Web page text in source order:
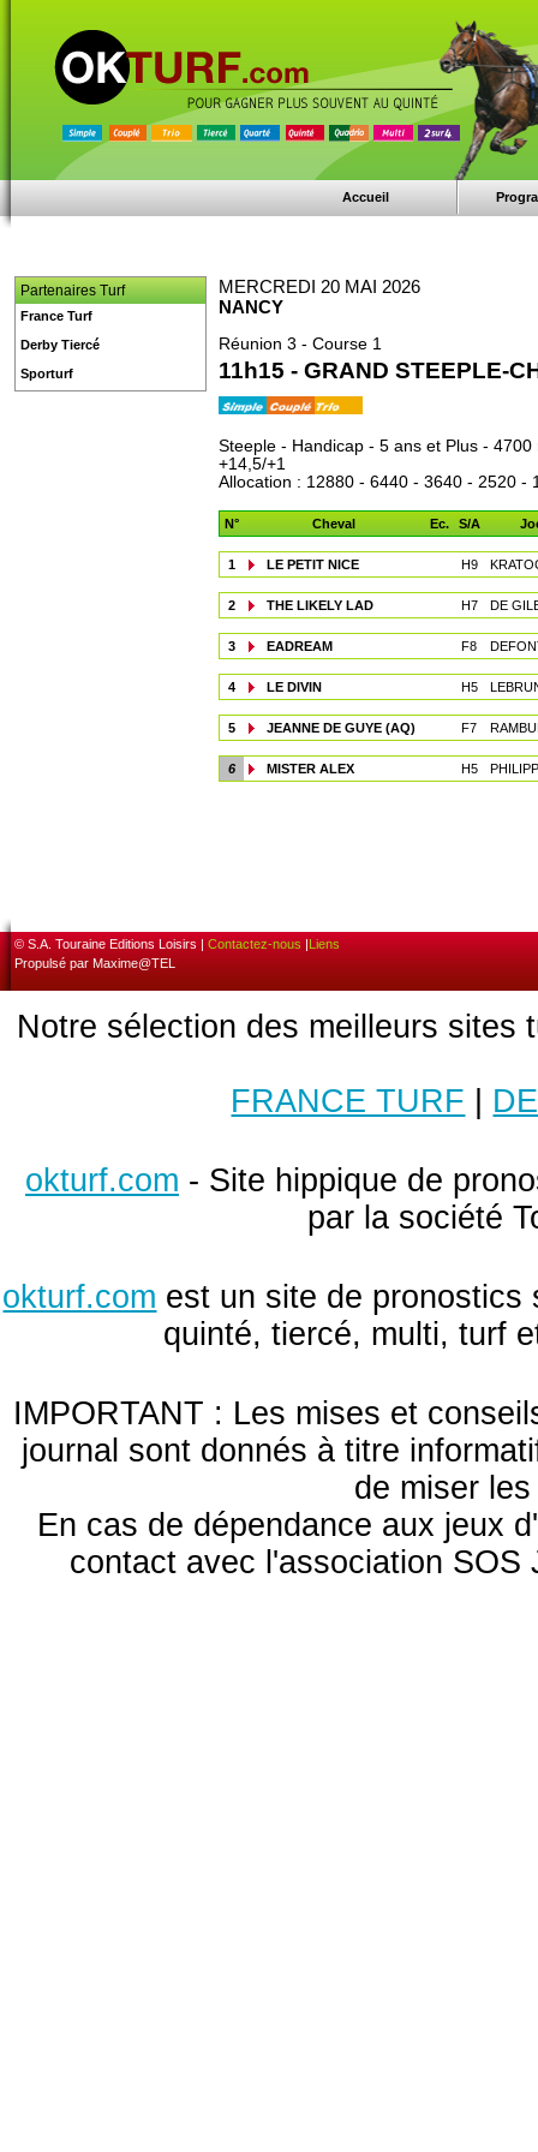
Accueil
MERCREDI 20 MAI 2026
NANCY
Réunion 3 - Course 1
11h15 - GRAND STEEPLE-
Steeple - Handicap - 5 ans et Plus -
+14,5/+1
Allocation : 12880 - 6440 - 3640 - 2520 -
N° Cheval Ec. S/A
1 LE PETIT NICE H9
2 THE LIKELY LAD H7 DE
3 EADREAM F8
4 LE DIVIN H5
5 JEANNE DE GUYE (AQ) F7
6 MISTER ALEX H5
Partenaires Turf
France Turf
Derby Tiercé
Sporturf
© S.A. Touraine Editions Loisirs | Contactez-nous |Liens
Propulsé par Maxime@TEL
Notre sélection des meilleurs sites
FRANCE TURF
okturf.com - Site hippique de
par la société
okturf.com est un site de pronostics
quinté, tiercé, multi, turf
IMPORTANT : Les mises et
journal sont donnés à titre
de miser
En cas de dépendance aux jeux
contact avec l'association